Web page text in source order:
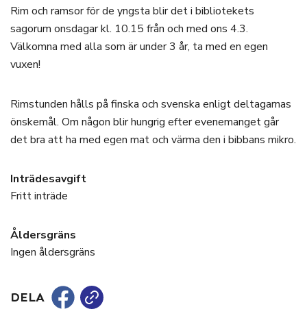
Rim och ramsor för de yngsta blir det i bibliotekets
sagorum onsdagar kl. 10.15 från och med ons 4.3.
Välkomna med alla som är under 3 år, ta med en egen
vuxen!
Rimstunden hålls på finska och svenska enligt deltagarnas
önskemål. Om någon blir hungrig efter evenemanget går
det bra att ha med egen mat och värma den i bibbans mikro.
Inträdesavgift
Fritt inträde
Åldersgräns
Ingen åldersgräns
DELA